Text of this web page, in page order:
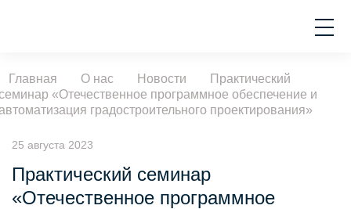
Главная О нас Новости
Практический
«Отечественное программное обеспечение и
градостроительного проектирования»
25 августа 2023
Практический семинар
«Отечественное программное